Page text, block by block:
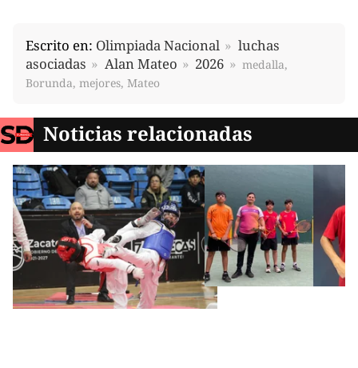
Escrito en: Olimpiada Nacional
luchas
asociadas
Alan Mateo 2026
medalla,
Borunda, mejores, Mateo
Noticias relacionadas